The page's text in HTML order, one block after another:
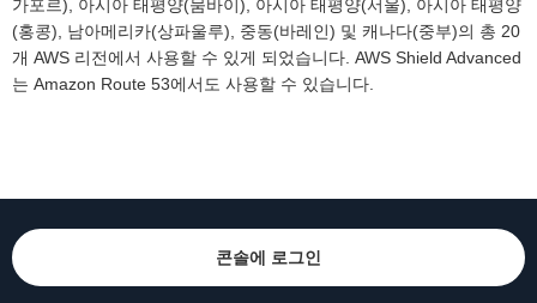
가포르), 아시아 태평양(뭄바이), 아시아 태평양(서울), 아시아 태평양
(홍콩), 남아메리카(상파울루), 중동(바레인) 및 캐나다(중부)의 총 20
개 AWS 리전에서 사용할 수 있게 되었습니다. AWS Shield Advanced
는 Amazon Route 53에서도 사용할 수 있습니다.
콘솔에 로그인